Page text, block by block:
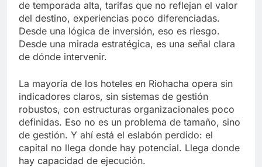
de temporada alta, tarifas que no reflejan el valor
del destino, experiencias poco diferenciadas.
Desde una lógica de inversión, eso es riesgo.
Desde una mirada estratégica, es una señal clara
de dónde intervenir.
La mayoría de los hoteles en Riohacha opera sin
indicadores claros, sin sistemas de gestión
robustos, con estructuras organizacionales poco
definidas. Eso no es un problema de tamaño, sino
de gestión. Y ahí está el eslabón perdido: el
capital no llega donde hay potencial. Llega donde
hay capacidad de ejecución.